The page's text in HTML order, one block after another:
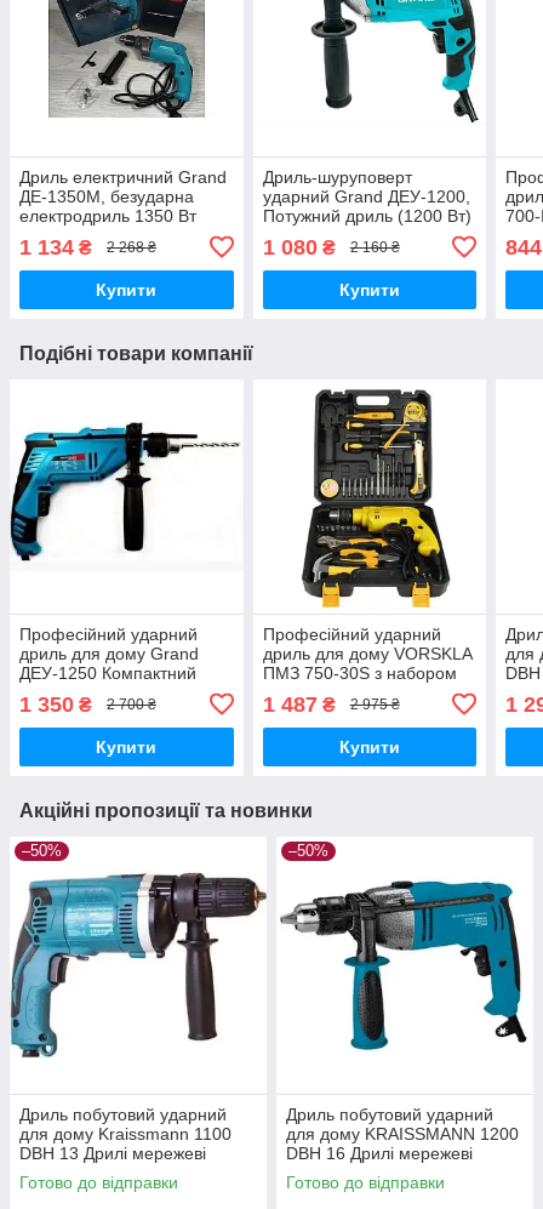
Дриль електричний Grand
ДЕ-1350М, безударна
електродриль 1350 Вт
1 134 ₴ 2 268 ₴
Купити
Дриль-шуруповерт
ударний Grand ДЕУ-1200,
Потужний дриль (1200 Вт)
1 080₴ 2 160 ₴
Купити
844
Подібні товари компанії
Професійний ударний
дриль для дому Grand
ДЕУ-1250 Компактний
дриль ( 1250 Вт ) TOOL 23
1 350 ₴ 2 700 ₴
Купити
Професійний ударний
дриль для дому VORSKLA
ПМЗ 750-30S з набором
1 487₴ 2 975 ₴
Купити
для
1
Акційні пропозиції та новинки
–50%
Дриль побутовий ударний
для дому Kraissmann 1100
DBH 13 Дрилі мережеві
Готово до відправки
–50%
Дриль побутовий ударний
для дому KRAISSMANN 1200
DBH 16 Дрилі мережеві
Готово до відправки